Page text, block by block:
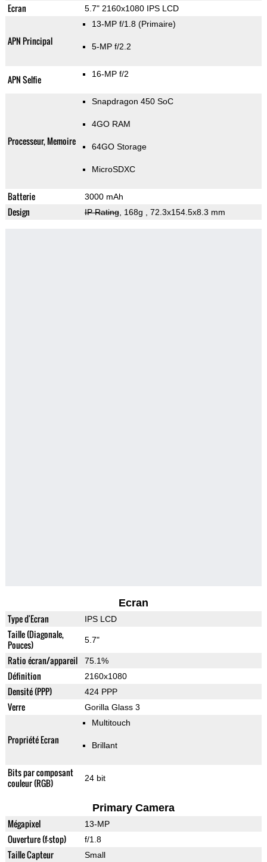
Ecran 5.7" 2160x1080 IPS LCD
APN Principal
13-MP f/1.8 (Primaire)
5-MP f/2.2
APN Selfie 16-MP f/2
Processeur, Memoire
Snapdragon 450 SoC
4GO RAM
64GO Storage
MicroSDXC
Batterie 3000 mAh
Design IP Rating, 168g , 72.3x154.5x8.3 mm
Ecran
Type d'Ecran IPS LCD
Taille (Diagonale,
Pouces)
5.7"
Ratio écran/appareil 75.1%
Définition 2160x1080
Densité (PPP) 424 PPP
Verre Gorilla Glass 3
Propriété Ecran
Multitouch
Brillant
Bits par composant
couleur (RGB)
24 bit
Primary Camera
Mégapixel 13-MP
Ouverture (f-stop) f/1.8
Taille Capteur Small